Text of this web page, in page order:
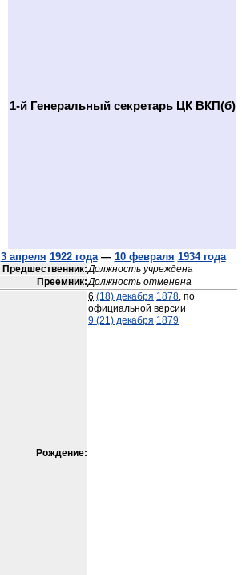
1-й Генеральный секретарь ЦК ВКП(б)
3 апреля 1922 года— 10 февраля 1934 года
Предшественник:Должность учреждена
Преемник:Должность отменена
Рождение:
6 (18) декабря 1878, по
официальной версии
9 (21) декабря 1879